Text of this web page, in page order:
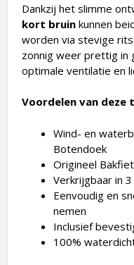
Dankzij het slimme
kort bruin kunnen
worden via stevige
zonnig weer prettig in
optimale ventilatie en
Voordelen van deze
Wind- en
Botendoek
Origineel
Verkrijgbaar in
Eenvoudig en
nemen
Inclusief
100%